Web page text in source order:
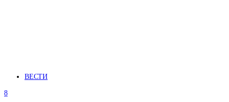
ВЕСТИ
8